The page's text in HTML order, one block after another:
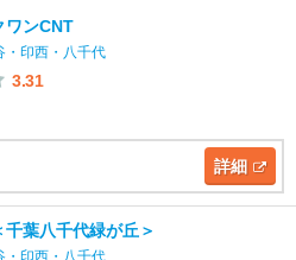
ワンCNT
・印西・八千代
3.31
詳細
千葉八千代緑が丘＞
・印西・八千代